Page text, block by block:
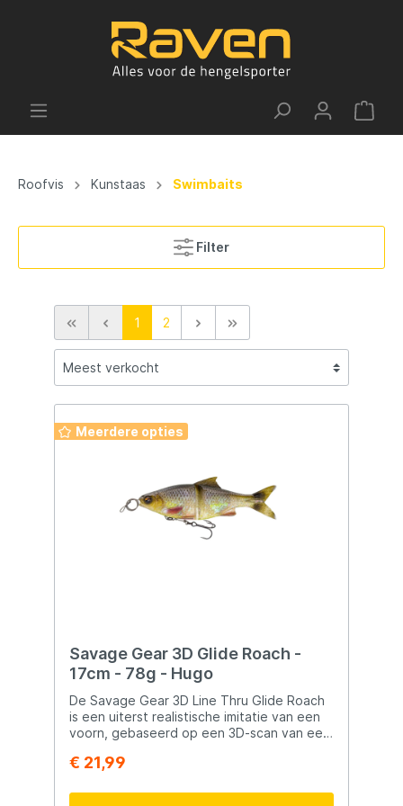
Roofvis Kunstaas Swimbaits
Filter
1 2
Meerdere opties
Savage Gear 3D Glide Roach -
17cm - 78g - Hugo
De Savage Gear 3D Line Thru Glide Roach
is een uiterst realistische imitatie van een
voorn, gebaseerd op een 3D-scan van een
details en de verleidelijke zwemactie is dit
vissen op grote roofvissen zoals snoek.
€ 21,99